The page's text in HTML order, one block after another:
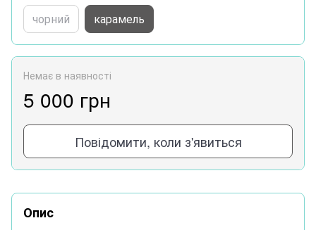
чорний карамель
Немає в наявності
5 000 грн
Повідомити, коли з'явиться
Опис